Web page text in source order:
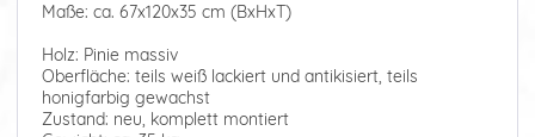
Maße: ca. 67x120x35 cm (BxHxT)
Holz: Pinie massiv
Oberfläche: teils weiß lackiert und antikisiert, teils
honigfarbig gewachst
Zustand: neu, komplett montiert